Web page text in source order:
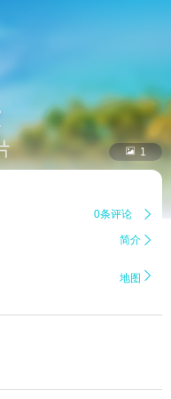
 1
0条评论 
简介 
地图 